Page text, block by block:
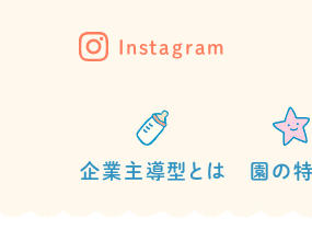
Instagram
企業主導型とは 園の